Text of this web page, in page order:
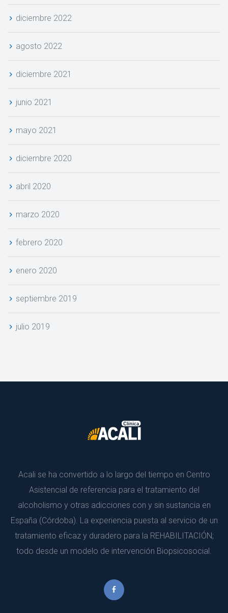
diciembre 2022
agosto 2022
diciembre 2021
junio 2021
mayo 2021
diciembre 2020
abril 2020
marzo 2020
febrero 2020
enero 2020
eptiembre 2019
julio 2019
Acali se ha convertido a lo largo del tiempo en Centro
Asistencial de referencia para el tratamiento del
alcoholismo y otras adicciones con y sin sustancia en
España (Córdoba). La experiencia puesta al servicio de un
tratamiento eficaz y duradero para la REHABILITACIÓN;
todo desde un modelo de intervención Biopsicosocial.